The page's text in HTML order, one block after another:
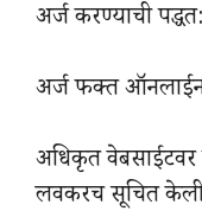
अर्ज करण्याची पद्धत:
अर्ज फक्त ऑनलाईन
अधिकृत
लवकरच सूचित